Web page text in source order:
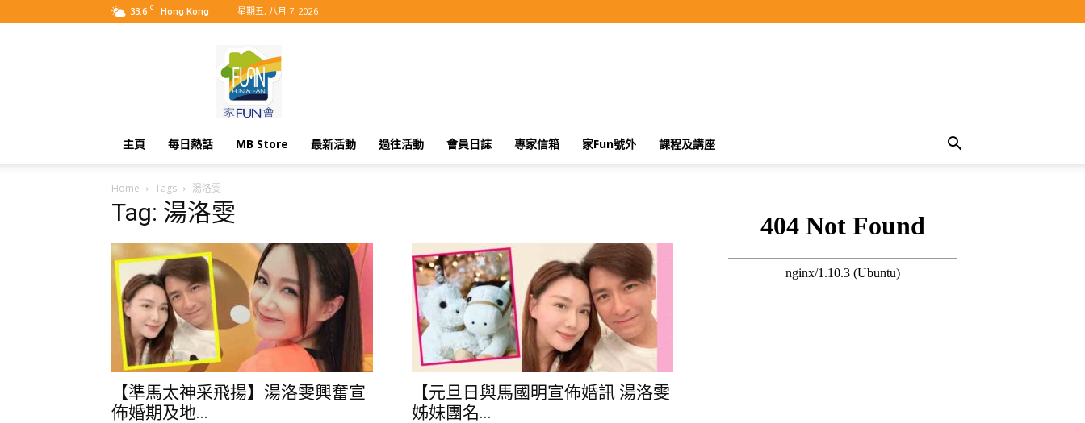
33.6 C Hong Kong 星期五, 八月 7, 2026
主頁 每日熱話 MB Store 最新活動 過往活動 會員日誌 專家信箱 家Fun號外 課程及講座
Home Tags 湯洛雯
Tag: 湯洛雯
【準馬太神采飛揚】湯洛雯興奮宣
佈婚期及地...
【元旦日與馬國明宣佈婚訊 湯洛雯
姊妹團名...